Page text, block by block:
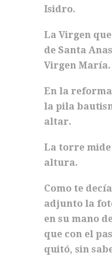
Isidro.
La Virgen
de Santa
Virgen María.
En la
la pila
altar.
La torre mide
altura.
Como te
adjunto la
en su mano
que con el
quitó, sin